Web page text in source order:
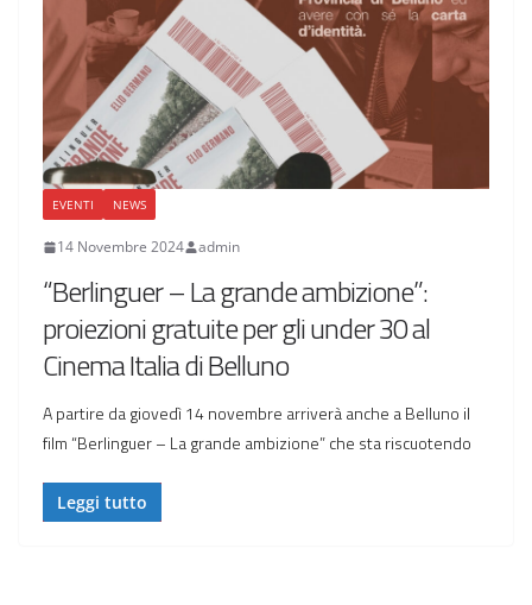
EVENTI NEWS
14 Novembre 2024 admin
“Berlinguer – La grande ambizione”:
proiezioni gratuite per gli under 30 al
Cinema Italia di Belluno
A partire da giovedì 14 novembre arriverà anche a Belluno il
film “Berlinguer – La grande ambizione” che sta riscuotendo
Leggi tutto